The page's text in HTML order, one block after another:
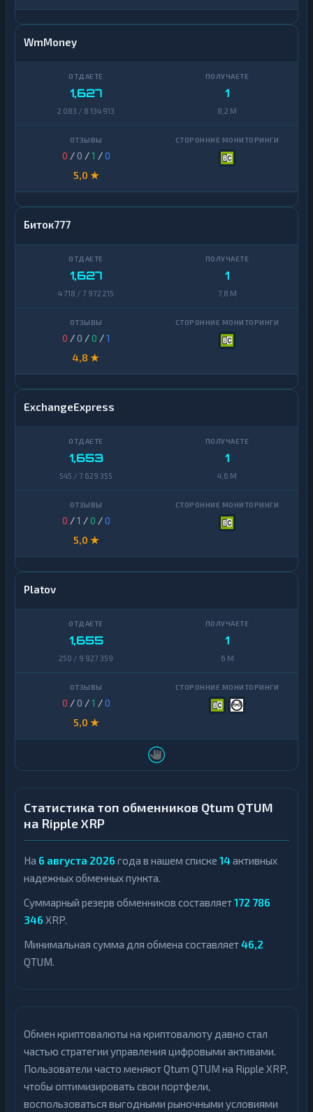
WmMoney
1,627
2 083 / 8 134 913
1
8,2 M
0 / 0 /1 /0
5,0 ★
Биток777
1,627
4 718 / 7 972 215
1
7,8 M
0 / 0 /0 /1
4,8 ★
ExchangeExpress
1,653
545 / 7 629 355
1
4,6 M
0 /1 /0 /0
5,0 ★
Platov
1,655
250 / 9 927 359
1
6 M
0 / 0 /1 /0
5,0 ★
Статистика топ обменников Qtum QTUM
на Ripple XRP
На 6 августа 2026 года в нашем списке 14активных
надежных обменных пункта.
Суммарный резерв обменников составляет172 786
346 XRP.
Минимальная сумма для обмена составляет46,2
QTUM.
Обмен криптовалюты на криптовалюту давно стал
частью стратегии управления цифровыми активами.
Пользователи часто меняют Qtum QTUM на Ripple XRP,
чтобы оптимизировать свои портфели,
воспользоваться выгодными рыночными условиями